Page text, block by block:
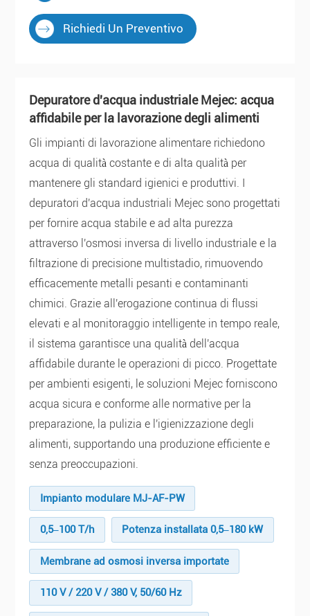
Richiedi Un Preventivo
Depuratore d'acqua industriale Mejec: acqua
affidabile per la lavorazione degli alimenti
Gli impianti di lavorazione alimentare richiedono
acqua di qualità costante e di alta qualità per
mantenere gli standard igienici e produttivi. I
depuratori d'acqua industriali Mejec sono progettati
per fornire acqua stabile e ad alta purezza
attraverso l'osmosi inversa di livello industriale e la
filtrazione di precisione multistadio, rimuovendo
efficacemente metalli pesanti e contaminanti
chimici. Grazie all'erogazione continua di flussi
elevati e al monitoraggio intelligente in tempo reale,
il sistema garantisce una qualità dell'acqua
affidabile durante le operazioni di picco. Progettate
per ambienti esigenti, le soluzioni Mejec forniscono
acqua sicura e conforme alle normative per la
preparazione, la pulizia e l'igienizzazione degli
alimenti, supportando una produzione efficiente e
senza preoccupazioni.
Impianto modulare MJ-AF-PW
0,5–100 T/h Potenza installata 0,5–180 kW
Membrane ad osmosi inversa importate
110 V / 220 V / 380 V, 50/60 Hz